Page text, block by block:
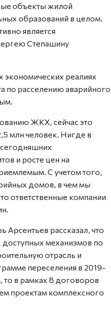
объекты жилой
образований в целом.
является
Степашину
экономических реалиях
по расселению аварийного
ЖКХ, сейчас это
млн человек. Нигде в
и росте цен на
С учетом того,
домов, в чем мы
ответственные компании
рассказал, что
доступных механизмов по
отрасль и
переселения в 2019-
в рамках 8 договоров
проектам комплексного